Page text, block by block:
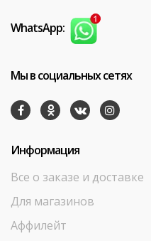
WhatsApp:
Мы в социальных сетях
Информация
Все о заказе и доставке
Для магазинов
Аффилейт